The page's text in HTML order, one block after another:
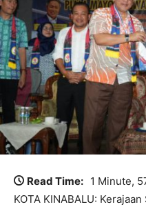
Read Time: 1 Minute,
KOTA KINABALU: